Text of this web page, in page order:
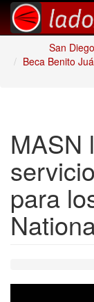
San Diego
Beca Benito
MASN
para